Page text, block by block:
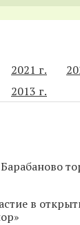
2021 г.
2013 г.
в